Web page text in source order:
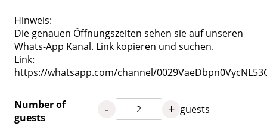
Hinweis:
Die genauen Öffnungszeiten sehen sie auf unseren
Whats-App Kanal. Link kopieren und suchen.
Link:
https://whatsapp.com/channel/
Number of
guests
- + guests